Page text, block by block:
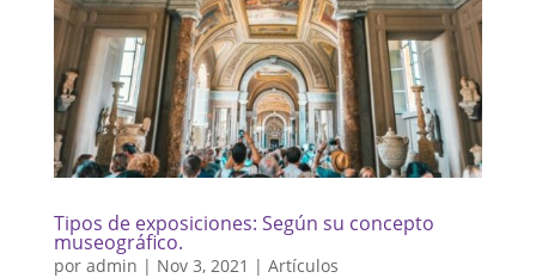
Tipos de exposiciones: Según su concepto
museográfico.
por admin | Nov 3, 2021 | Artículos